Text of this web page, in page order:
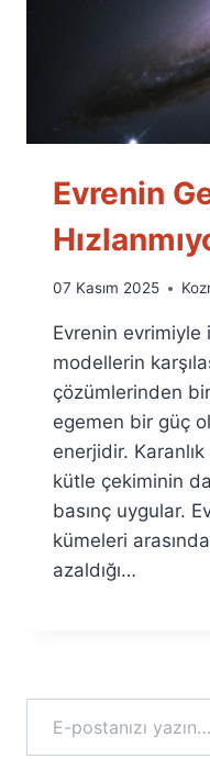
Evrenin
By
Fuat
Özyar
07 Kasım 2025
Evrenin evrimiyle
modellerin
çözümlerinden
egemen bir güç
enerjidir.
kütle çekiminin
basınç uygular.
kümeleri
azaldığı…
E-postanızı yazın…